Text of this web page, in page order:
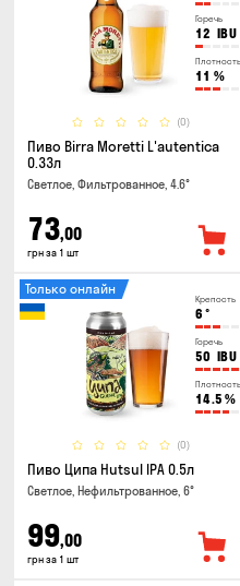
Горечь
12 IBU
Плотность
11 %
(0)
Пиво Birra Moretti L'autentica
0.33л
Светлое, Фильтрованное, 4.6°
73,00
грн за 1 шт
Крепость
6 °
Горечь
50 IBU
Плотность
14.5 %
(0)
Только онлайн
Пиво Ципа Hutsul IPA 0.5л
Светлое, Нефильтрованное, 6°
99,00
грн за 1 шт